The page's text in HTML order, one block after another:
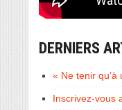
DERNIERS
« Ne tenir qu’à
Inscrivez-vous